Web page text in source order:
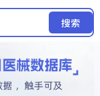
搜索